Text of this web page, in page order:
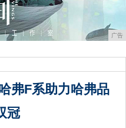
广告
弗F系助力哈弗品
冠